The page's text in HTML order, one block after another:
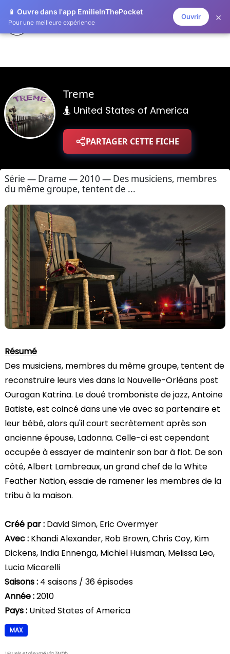
📱 Ouvre dans l'app EmilieInThePocket
Pour une meilleure expérience
Ouvrir ×
ZAPLISTOO
Treme
United States of America
PARTAGER CETTE FICHE
Série — Drame — 2010 — Des musiciens, membres
du même groupe, tentent de ...
Résumé
Des musiciens, membres du même groupe, tentent de
reconstruire leurs vies dans la Nouvelle-Orléans post
Ouragan Katrina. Le doué tromboniste de jazz, Antoine
Batiste, est coincé dans une vie avec sa partenaire et
leur bébé, alors qu'il court secrètement après son
ancienne épouse, Ladonna. Celle-ci est cependant
occupée à essayer de maintenir son bar à flot. De son
côté, Albert Lambreaux, un grand chef de la White
Feather Nation, essaie de ramener les membres de la
tribu à la maison.
Créé par : David Simon, Eric Overmyer
Avec : Khandi Alexander, Rob Brown, Chris Coy, Kim
Dickens, India Ennenga, Michiel Huisman, Melissa Leo,
Lucia Micarelli
Saisons : 4 saisons / 36 épisodes
Année :2010
Pays : United States of America
MAX